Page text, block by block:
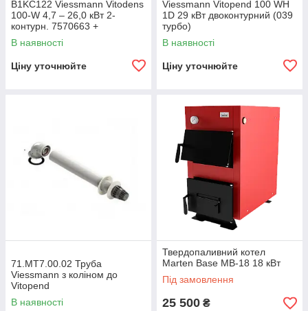
B1KC122 Viessmann Vitodens
100-W 4,7 – 26,0 кВт 2-
контурн. 7570663 +
7373233+7373226+7748367
В наявності
Ціну уточнюйте
Viessmann Vitopend 100 WH
1D 29 кВт двоконтурний (039
турбо)
В наявності
Ціну уточнюйте
71.МТ7.00.02 Труба
Viessmann з коліном до
Vitopend
В наявності
Твердопаливний котел
Marten Base MB-18 18 кВт
Під замовлення
25 500 ₴